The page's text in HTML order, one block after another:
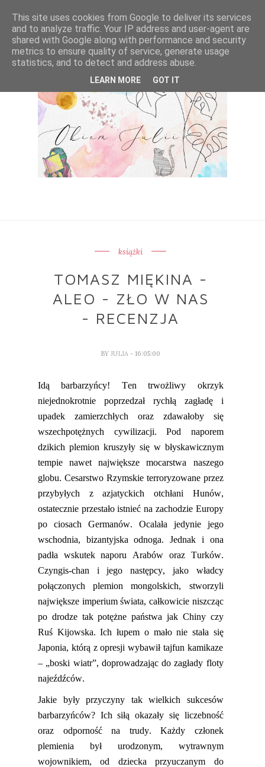
książki
TOMASZ MIĘKINA -
ALEO - ZŁO W NAS
- RECENZJA
BYJULIA - 16:05:00
Idą barbarzyńcy! Ten trwożliwy okrzyk
niejednokrotnie poprzedzał rychłą zagładę i
upadek zamierzchłych oraz zdawałoby się
wszechpotężnych cywilizacji. Pod naporem
dzikich plemion kruszyły się w błyskawicznym
tempie nawet największe mocarstwa naszego
globu. Cesarstwo Rzymskie terroryzowane przez
przybyłych z azjatyckich otchłani Hunów,
ostatecznie przestało istnieć na zachodzie Europy
po ciosach Germanów. Ocalała jedynie jego
wschodnia, bizantyjska odnoga. Jednak i ona
padła wskutek naporu Arabów oraz Turków.
Czyngis-chan i jego następcy, jako władcy
połączonych plemion mongolskich, stworzyli
największe imperium świata, całkowicie niszcząc
po drodze tak potężne państwa jak Chiny czy
Ruś Kijowska. Ich łupem o mało nie stała się
Japonia, którą z opresji wybawił tajfun kamikaze
– „boski wiatr”, doprowadzając do zagłady floty
najeźdźców.
Jakie były przyczyny tak wielkich sukcesów
barbarzyńców? Ich siłąokazały się liczebność
oraz odporność na trudy. Każdy członek
plemienia był urodzonym, wytrawnym
wojownikiem, od dziecka przyuczanym do
This site uses cookies from Google to deliver its services
and to analyze traffic. Your IP address and user-agent are
shared with Google along with performance and security
metrics to ensure quality of service, generate usage
statistics, and to detect and address abuse.
LEARN MORE GOT IT